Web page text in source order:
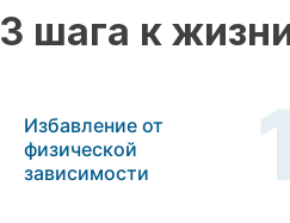
3 шага к
Избавление от
физической
зависимости